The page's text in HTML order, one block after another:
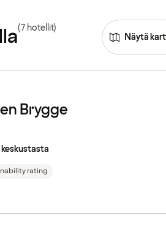
(7 hotellit)
Näytä
Brygge
rating